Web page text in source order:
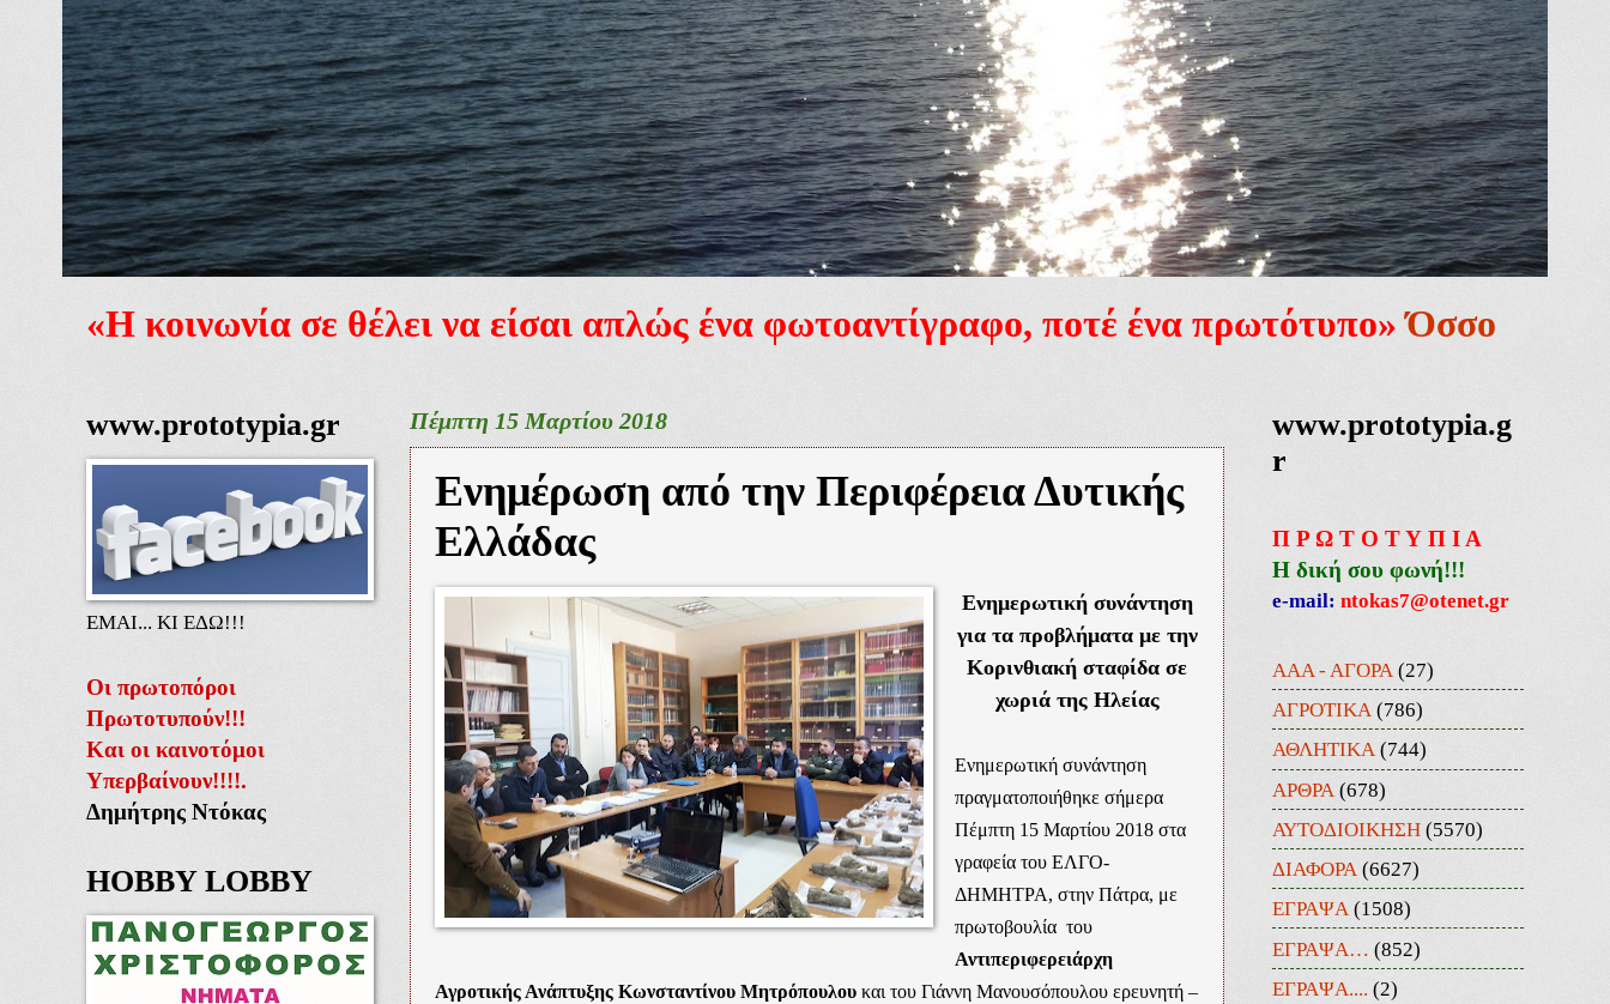
«Η κοινωνία σε θέλει να είσαι απλώς ένα φωτοαντίγραφο, ποτέ ένα πρωτότυπο» Όσσο
Πέμπτη 15 Μαρτίου 2018
Ενημέρωση από την Περιφέρεια Δυτικής
Ελλάδας
Ενημερωτική συνάντηση
για τα προβλήματα με την
Κορινθιακή σταφίδα σε
χωριά της Ηλείας
Ενημερωτική συνάντηση
πραγματοποιήθηκε σήμερα
Πέμπτη 15 Μαρτίου 2018 στα
γραφεία του ΕΛΓΟ-
ΔΗΜΗΤΡΑ, στην Πάτρα, με
πρωτοβουλία του
Αντιπεριφερειάρχη
Αγροτικής Ανάπτυξης Κωνσταντίνου Μητρόπουλου και του Γιάννη Μανουσόπουλου ερευνητή –
www.prototypia.gr
ΕΜΑΙ... ΚΙ ΕΔΩ!!!
Οι πρωτοπόροι
Πρωτοτυπούν!!!
Και οι καινοτόμοι
Υπερβαίνουν!!!!.
Δημήτρης Ντόκας
HOBBY LOBBY
www.prototypia.g
r
Π Ρ Ω Τ Ο Τ Υ Π Ι Α
Η δική σου φωνή!!!
e-mail: ntokas7@otenet.gr
ΑΑΑ - ΑΓΟΡΑ (27)
ΑΓΡΟΤΙΚΑ (786)
ΑΘΛΗΤΙΚΑ (744)
ΑΡΘΡΑ (678)
ΑΥΤΟΔΙΟΙΚΗΣΗ (5570)
ΔΙΑΦΟΡΑ (6627)
ΕΓΡΑΨΑ (1508)
ΕΓΡΑΨΑ… (852)
ΕΓΡΑΨΑ.... (2)